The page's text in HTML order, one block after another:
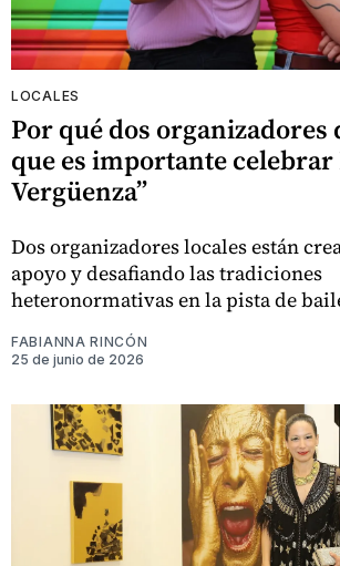
LOCALES
Por qué dos organizadores
que es importante celebrar
Vergüenza”
Dos organizadores locales están
apoyo y desafiando las tradiciones
heteronormativas en la pista de
FABIANNA RINCÓN
25 de junio de 2026